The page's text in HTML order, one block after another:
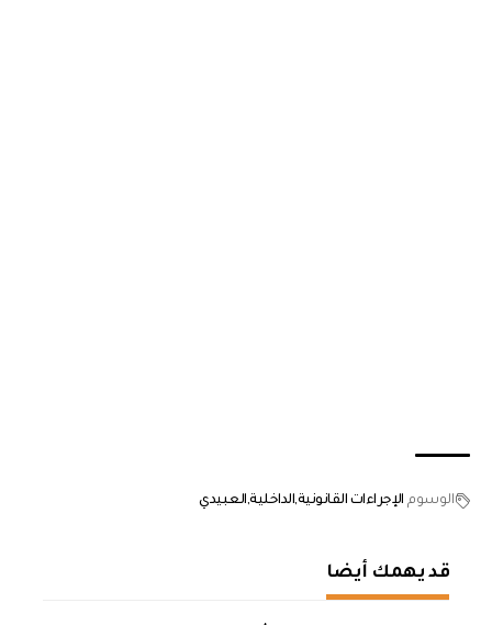
الوسوم الإجراءات القانونيةالداخلية العبيدي
قد يهمك أيضا